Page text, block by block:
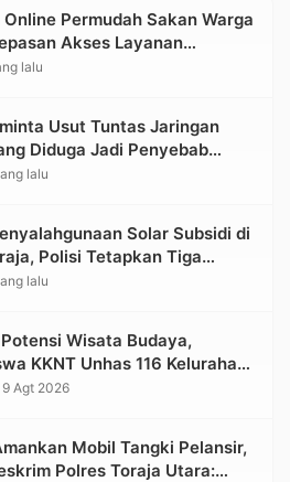
Permudah Sakan Warga
Akses Layanan
Tanpa Hambatan
lalu
Usut Tuntas Jaringan
Diduga Jadi Penyebab
BBM di Toraja
lalu
Solar Subsidi di
Polisi Tetapkan Tiga
Baru
lalu
Wisata Budaya,
KKNT Unhas 116 Kelurahan
Utara Pasang Papan
Agt 2026
Mobil Tangki Pelansir,
Polres Toraja Utara: